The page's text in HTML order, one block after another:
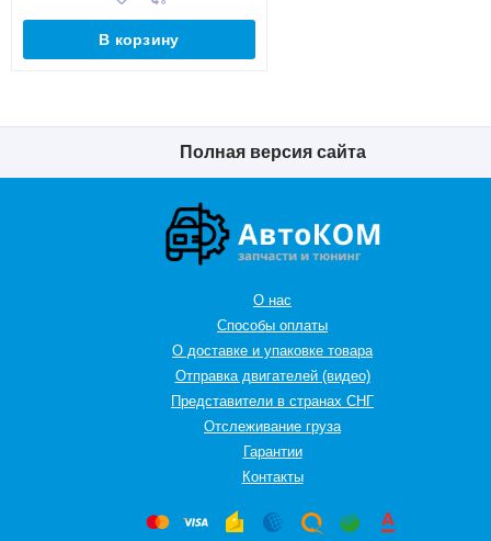
В корзину
Полная версия сайта
О нас
Способы оплаты
О доставке и упаковке товара
Отправка двигателей (видео)
Представители в странах СНГ
Oтслеживание груза
Гарантии
Контакты